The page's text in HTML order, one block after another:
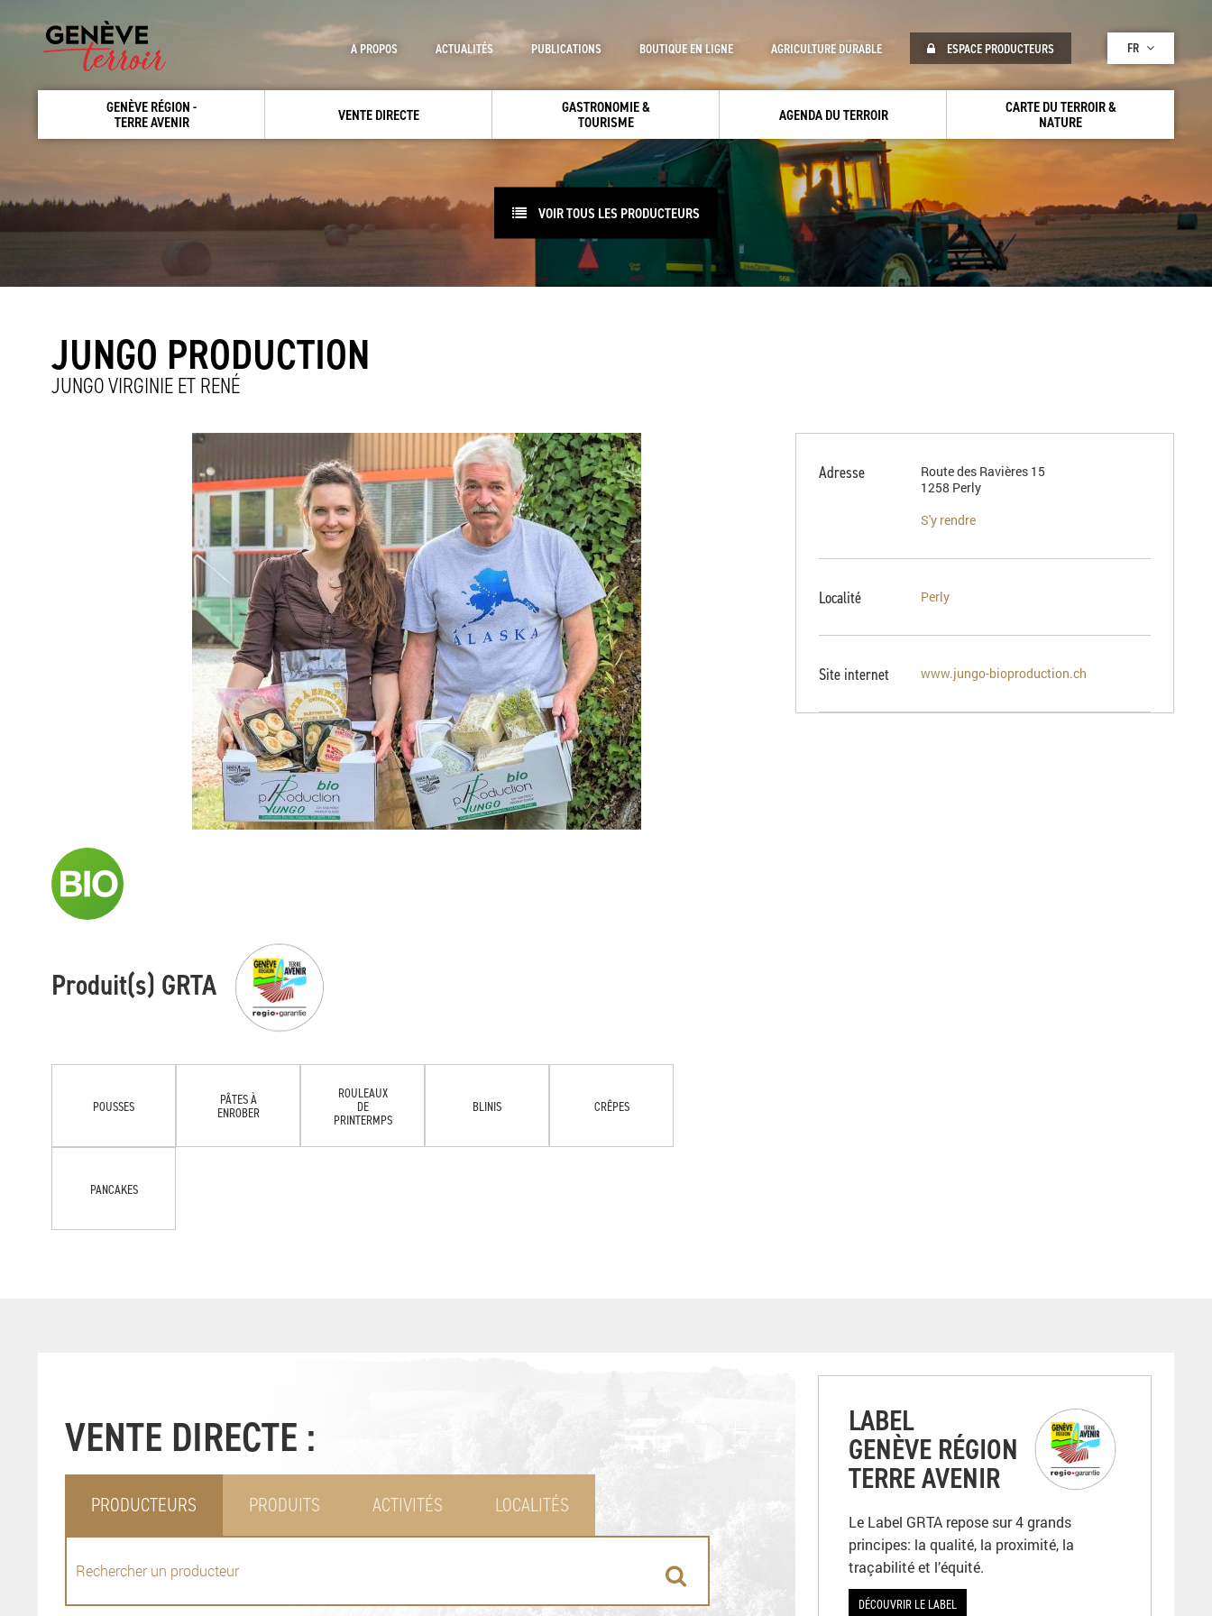
GENÈVE RÉGION -
TERRE AVENIR
VENTE DIRECTE
GASTRONOMIE &
TOURISME
AGENDA DU TERROIR
CARTE DU TERROIR &
NATURE
A PROPOS ACTUALITÉS PUBLICATIONS BOUTIQUE EN LIGNE AGRICULTURE DURABLE ESPACE PRODUCTEURS FR
VOIR TOUS LES PRODUCTEURS
JUNGO PRODUCTION
JUNGO VIRGINIE ET RENÉ
Produit(s) GRTA
POUSSES
PÂTES À
ENROBER
ROULEAUX
DE
PRINTERMPS
BLINIS CRÊPES
PANCAKES
Adresse
Route des Ravières 15
1258 Perly
S'y rendre
Localité Perly
Site internet www.jungo-bioproduction.ch
VENTE DIRECTE :
PRODUCTEURS PRODUITS ACTIVITÉS LOCALITÉS
LABEL
GENÈVE RÉGION
TERRE AVENIR
Le Label GRTA repose sur 4 grands
principes: la qualité, la proximité, la
traçabilité et l’équité.
DÉCOUVRIR LE LABEL